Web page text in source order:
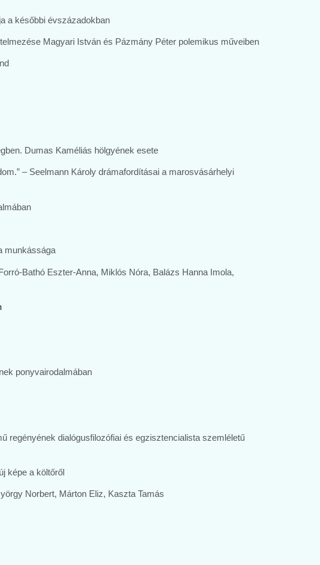
a későbbi évszázadokban
Magyari István és Pázmány Péter polemikus műveiben
Dumas Kaméliás hölgyének esete
– Seelmann Károly drámafordításai a marosvásárhelyi
munkássága
Bathó Eszter-Anna, Miklós Nóra, Balázs Hanna Imola,
ponyvairodalmában
regényének dialógusfilozófiai és egzisztencialista szemléletű
képe a költőről
Norbert, Márton Eliz, Kaszta Tamás